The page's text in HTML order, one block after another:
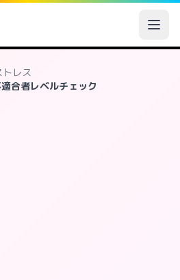
レス
合者レベルチェック